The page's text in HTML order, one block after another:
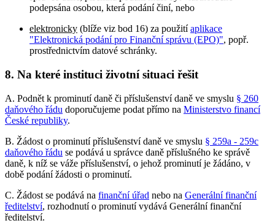
podepsána osobou, která podání činí, nebo
elektronicky (blíže viz bod 16) za použitíaplikace
"Elektronická podání pro Finanční správu (EPO)", popř.
prostřednictvím datové schránky.
8. Na které instituci životní situaci řešit
A. Podnět k prominutí daně či příslušenství daně ve smyslu § 260
daňového řádu doporučujeme podat přímo na Ministerstvo financí
České republiky.
B. Žádost o prominutí příslušenství daně ve smyslu § 259a - 259c
daňového řádu se podává u správce daně příslušného ke správě
daně, k níž se váže příslušenství, o jehož prominutí je žádáno, v
době podání žádosti o prominutí.
C. Žádost se podává na finanční úřad nebo na Generální finanční
ředitelství, rozhodnutí o prominutí vydává Generální finanční
ředitelství.